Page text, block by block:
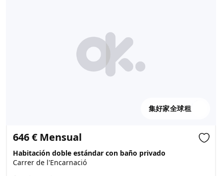
集好家全球租
646 € Mensual
Habitación doble estándar con baño privado
Carrer de l'Encarnació